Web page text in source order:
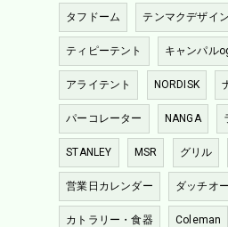
タフドーム テンマクデザイン
ティピーテント キャンパル
アライテント NORDISK
パーコレーター NANGA
STANLEY MSR グリル
営業日カレンダー ダッチオ
カトラリー・食器 Coleman